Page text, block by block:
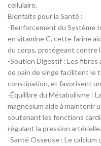
cellulaire.
Bienfaits pour la Santé :
-Renforcement du Système
en vitamine C, cette farine
du corps, protégeant contre
-Soutien Digestif : Les fibres
de pain de singe facilitent le
constipation, et favorisent
-Équilibre du Métabolisme :
magnésium aide à maintenir
soutenant les fonctions
régulant la pression artérielle.
-Santé Osseuse : Le